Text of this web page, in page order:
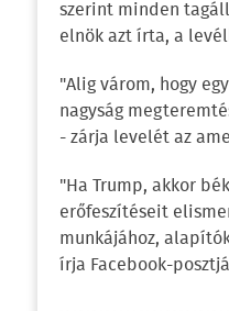
szerint minden
elnök azt írta, a
"Alig várom, hogy
nagyság
- zárja levelét az
"Ha Trump, akkor
erőfeszítéseit
munkájához,
írja Facebook-